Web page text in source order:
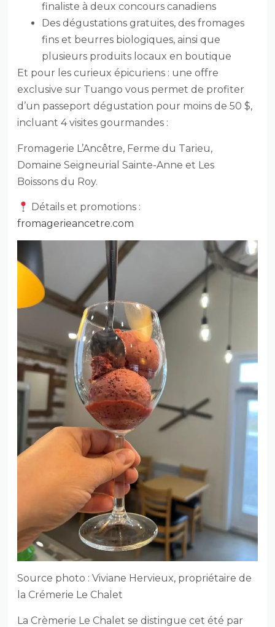
finaliste à deux concours canadiens
Des dégustations gratuites, des fromages
fins et beurres biologiques, ainsi que
plusieurs produits locaux en boutique
Et pour les curieux épicuriens : une offre
exclusive sur Tuango vous permet de profiter
d’un passeport dégustation pour moins de 50 $,
incluant 4 visites gourmandes :
Fromagerie L’Ancêtre, Ferme du Tarieu,
Domaine Seigneurial Sainte-Anne et Les
Boissons du Roy.
Détails et promotions :
fromagerieancetre.com
Source photo : Viviane Hervieux, propriétaire de
la Crémerie Le Chalet
La Crèmerie Le Chalet se distingue cet été par